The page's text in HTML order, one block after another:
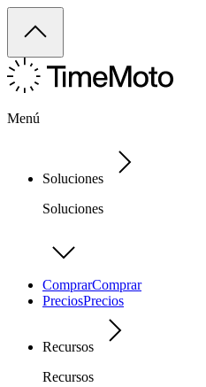
Menú
Soluciones
Soluciones
ComprarComprar
PreciosPrecios
Recursos
Recursos